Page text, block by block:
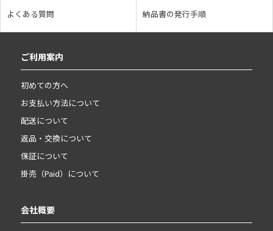
よくある質問 納品書の発行手順
ご利用案内
初めての方へ
お支払い方法について
配送について
返品・交換について
保証について
掛売（Paid）について
会社概要